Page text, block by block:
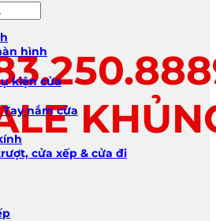
hình
kiện cửa
nắm cửa
cửa xếp & cửa đi